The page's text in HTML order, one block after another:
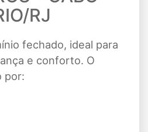
RJ
fechado, ideal para
e conforto. O
por: